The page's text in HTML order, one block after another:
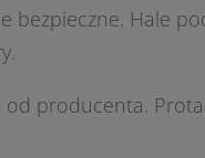
Hale
producenta.